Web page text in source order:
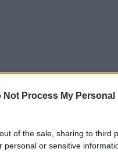
Not Process My Personal
of the sale, sharing to third
personal or sensitive